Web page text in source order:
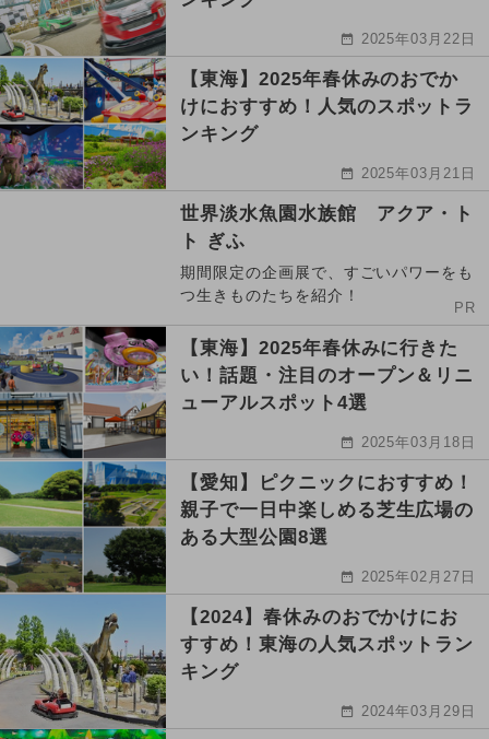
2025年03月22日
【東海】2025年春休みのおでか
けにおすすめ！人気のスポットラ
ンキング
2025年03月21日
世界淡水魚園水族館 アクア・ト
ト ぎふ
期間限定の企画展で、すごいパワーをも
つ生きものたちを紹介！
PR
【東海】2025年春休みに行きた
い！話題・注目のオープン＆リニ
ューアルスポット4選
2025年03月18日
【愛知】ピクニックにおすすめ！
親子で一日中楽しめる芝生広場の
ある大型公園8選
2025年02月27日
【2024】春休みのおでかけにお
すすめ！東海の人気スポットラン
キング
2024年03月29日